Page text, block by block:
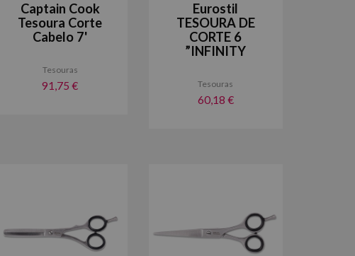
Captain Cook
Tesoura Corte
Cabelo 7'
Tesouras
91,75 €
Eurostil
TESOURA DE
CORTE 6
”INFINITY
Tesouras
60,18 €